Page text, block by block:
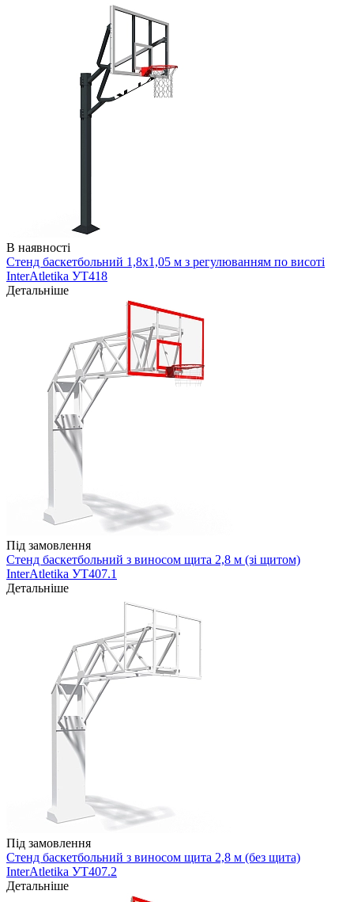
В наявності
Стенд баскетбольний 1,8х1,05 м з регулюванням по висоті
InterAtletika УТ418
Детальніше
Під замовлення
Стенд баскетбольний з виносом щита 2,8 м (зі щитом)
InterAtletika УТ407.1
Детальніше
Під замовлення
Стенд баскетбольний з виносом щита 2,8 м (без щита)
InterAtletika УТ407.2
Детальніше